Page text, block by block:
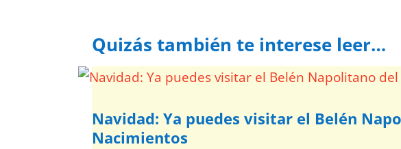
Quizás también te interese leer…
Navidad: Ya puedes visitar el Belén
Nacimientos